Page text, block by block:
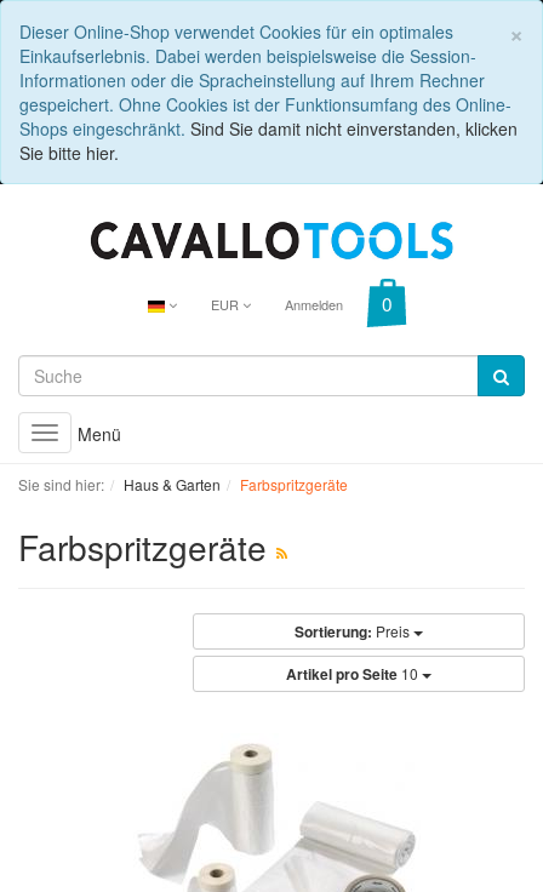
×
Dieser Online-Shop verwendet Cookies für ein optimales
Einkaufserlebnis. Dabei werden beispielsweise die Session-
Informationen oder die Spracheinstellung auf Ihrem Rechner
gespeichert. Ohne Cookies ist der Funktionsumfang des Online-
Shops eingeschränkt. Sind Sie damit nicht einverstanden, klicken
Sie bitte hier.
EUR Anmelden
Toggle
navigation
Menü
Sie sind hier: Haus & Garten Farbspritzgeräte
Farbspritzgeräte
Sortierung: Preis
Artikel pro Seite 10